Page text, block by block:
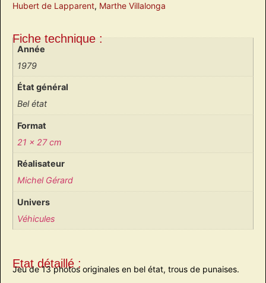
Hubert de Lapparent, Marthe Villalonga
Fiche technique :
Année
1979
État général
Bel état
Format
21 x 27 cm
Réalisateur
Michel Gérard
Univers
Véhicules
Etat détaillé :
Jeu de 13 photos originales en bel état, trous de punaises.